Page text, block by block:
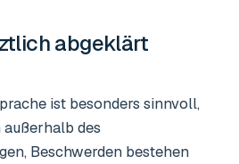
abgeklärt
ist besonders sinnvoll,
des
Beschwerden bestehen